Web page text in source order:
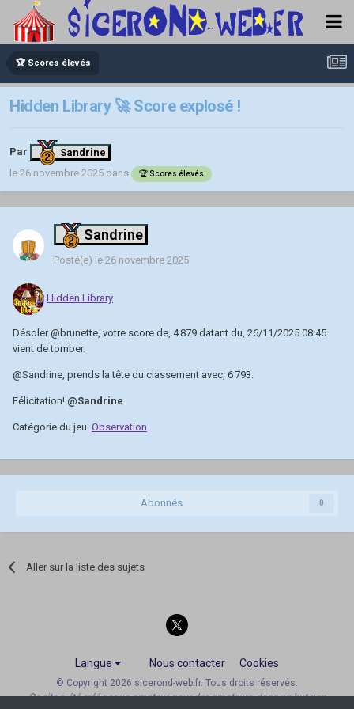
🏆 Scores élevés
Hidden Library 🚀 Score explosé !
Par
Sandrine
le 26 novembre 2025 dans 🏆 Scores élevés
Sandrine
Posté(e) le 26 novembre 2025
Hidden Library
Désoler@brunette , votre score de, 4 879 datant du, 26/11/2025 08:45
vient de tomber.
@Sandrine , prends la tête du classement avec, 6 793.
Félicitation! @Sandrine
Catégorie du jeu: Observation
Abonnés 0
Aller sur la liste des sujets
Langue Nous contacter Cookies
© Copyright 2026 sicerond-web.fr. Tous droits réservés.
Ce site a été créé par un amateur, pour des amateurs, dans un but non